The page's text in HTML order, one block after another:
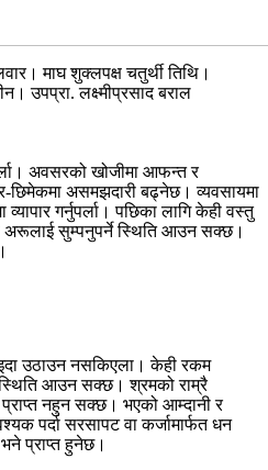
माघ शुक्लपक्ष चतुर्थी तिथि।
उपप्रा. लक्ष्मीप्रसाद बराल
अवसरको खोजीमा आफन्त र
छिमेकमा असमझदारी बढ्नेछ। व्यवसायमा
गर्नुपर्ला। पछिका लागि केही वस्तु
अरूलाई सुम्पनुपर्ने स्थिति आउन सक्छ।
उठाउन नसकिएला। केही रकम
स्थिति आउन सक्छ। श्रमको राम्रै
नहुन सक्छ। भएको आम्दानी र
पर्दा सरसापट वा कर्जामार्फत धन
प्राप्त हुनेछ।